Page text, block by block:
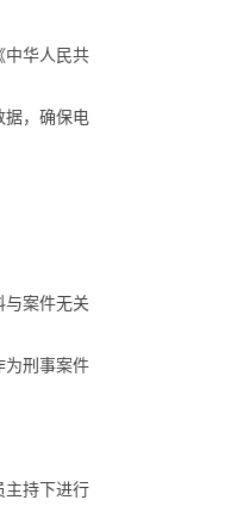
中华人民共
据，确保电
与案件无关
为刑事案件
主持下进行